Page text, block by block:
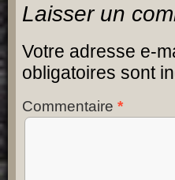
Laisser un
Votre adresse e-
obligatoires sont
Commentaire *